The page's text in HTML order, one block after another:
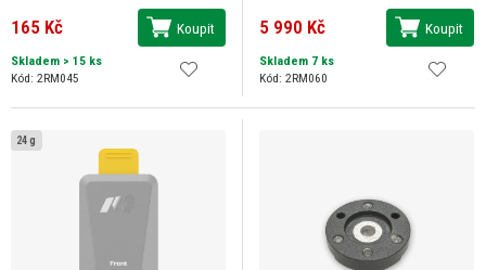
165 Kč Koupit
Skladem > 15 ks
Kód: 2RM045
5 990 Kč Koupit
Skladem 7 ks
Kód: 2RM060
24 g